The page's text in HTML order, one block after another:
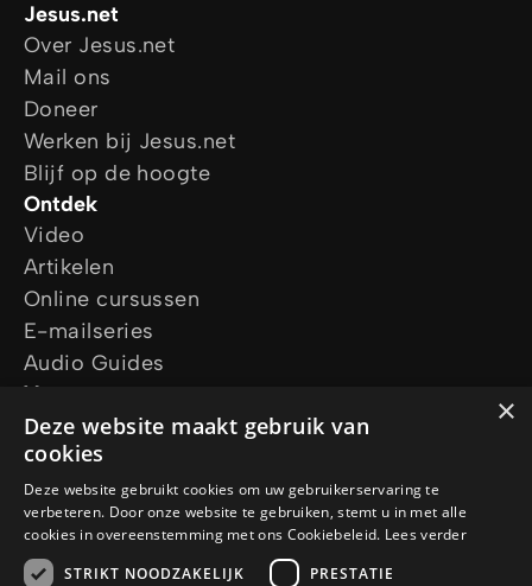
Jesus.net
Over Jesus.net
Mail ons
Doneer
Werken bij Jesus.net
Blijf op de hoogte
Ontdek
Video
Artikelen
Online cursussen
E-mailseries
Audio Guides
Vraag ons
Ik wil gebed
Ik heb een vraag
Vraag een gratis Bijbel aan
Volg ons
×
Deze website maakt gebruik van
cookies
Deze website gebruikt cookies om uw gebruikerservaring te
verbeteren. Door onze website te gebruiken, stemt u in met alle
cookies in overeenstemming met ons Cookiebeleid. Lees verder
STRIKT NOODZAKELIJK
PRESTATIE